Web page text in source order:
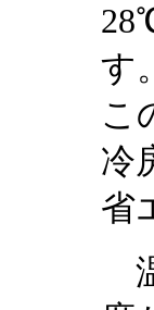
す。
こ
冷
省